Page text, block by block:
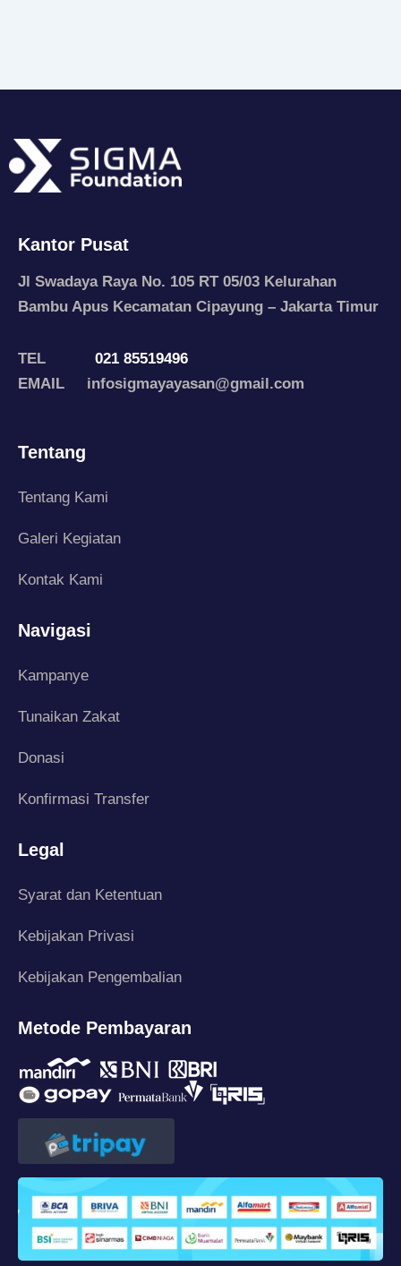
Kantor Pusat
Jl Swadaya Raya No. 105 RT 05/03 Kelurahan
Bambu Apus Kecamatan Cipayung – Jakarta Timur
TEL
021 85519496
EMAIL infosigmayayasan@gmail.com
Tentang
Tentang Kami
Galeri Kegiatan
Kontak Kami
Navigasi
Kampanye
Tunaikan Zakat
Donasi
Konfirmasi Transfer
Legal
Syarat dan Ketentuan
Kebijakan Privasi
Kebijakan Pengembalian
Metode Pembayaran